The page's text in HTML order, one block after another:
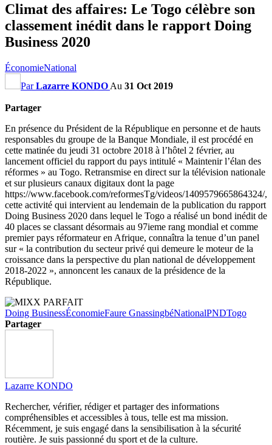
Climat des affaires: Le Togo célèbre son
classement inédit dans le rapport Doing
Business 2020
ÉconomieNational
ParLazarre KONDO Au 31 Oct 2019
Partager
En présence du Président de la République en personne et de hauts
responsables du groupe de la Banque Mondiale, il est procédé en
cette matinée du jeudi 31 octobre 2018 à l’hôtel 2 février, au
lancement officiel du rapport du pays intitulé « Maintenir l’élan des
réformes » au Togo. Retransmise en direct sur la télévision nationale
et sur plusieurs canaux digitaux dont la page
https://www.facebook.com/reformesTg/videos/1409579665864324/,
cette activité qui intervient au lendemain de la publication du rapport
Doing Business 2020 dans lequel le Togo a réalisé un bond inédit de
40 places se classant désormais au 97ieme rang mondial et comme
premier pays réformateur en Afrique, connaîtra la tenue d’un panel
sur « la contribution du secteur privé qui demeure le moteur de la
croissance dans la perspective du plan national de développement
2018-2022 », annoncent les canaux de la présidence de la
République.
Doing BusinessÉconomieFaure GnassingbéNationalPNDTogo
Partager
Lazarre KONDO
Rechercher, vérifier, rédiger et partager des informations
compréhensibles et accessibles à tous, telle est ma mission.
Récemment, je suis engagé dans la sensibilisation à la sécurité
routière. Je suis passionné du sport et de la culture.